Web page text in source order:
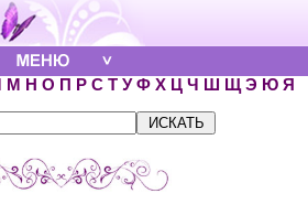
М Н О П Р С Т У Ф Х Ц Ч Ш Щ Э Ю Я